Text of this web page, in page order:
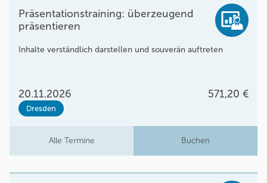
Präsentationstraining: überzeugend
präsentieren
Inhalte verständlich darstellen und souverän auftreten
20.11.2026 571,20 €
Dresden
Alle Termine Buchen